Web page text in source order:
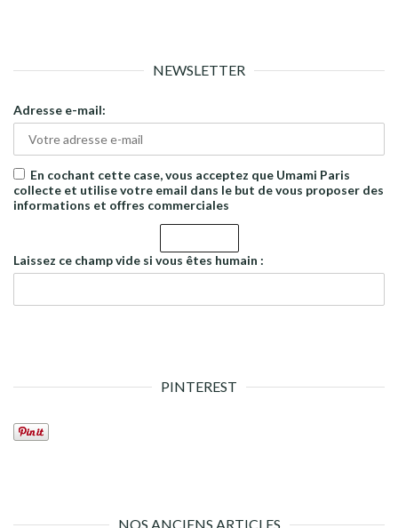
NEWSLETTER
Adresse e-mail:
En cochant cette case, vous acceptez que Umami Paris
collecte et utilise votre email dans le but de vous proposer des
informations et offres commerciales
Laissez ce champ vide si vous êtes humain :
PINTEREST
NOS ANCIENS ARTICLES